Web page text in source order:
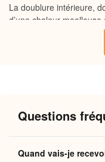
La doublure intérieure,
d’une chaleur
coin du feu. La semelle
délicatesse, tandis que
toucher, s’adapte à la
Pourquoi
Questions
Quand vais-je